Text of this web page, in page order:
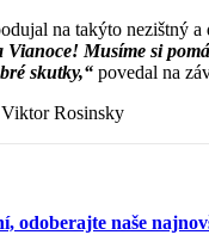
na takýto nezištný a
Vianoce! Musíme si
skutky,“ povedal na
Rosinsky
odoberajte naše